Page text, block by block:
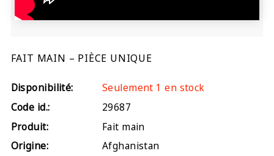
FAIT MAIN – PIÈCE UNIQUE
Disponibilité:
Seulement 1 en stock
Code id.:
29687
Produit:
Fait main
Origine:
Afghanistan